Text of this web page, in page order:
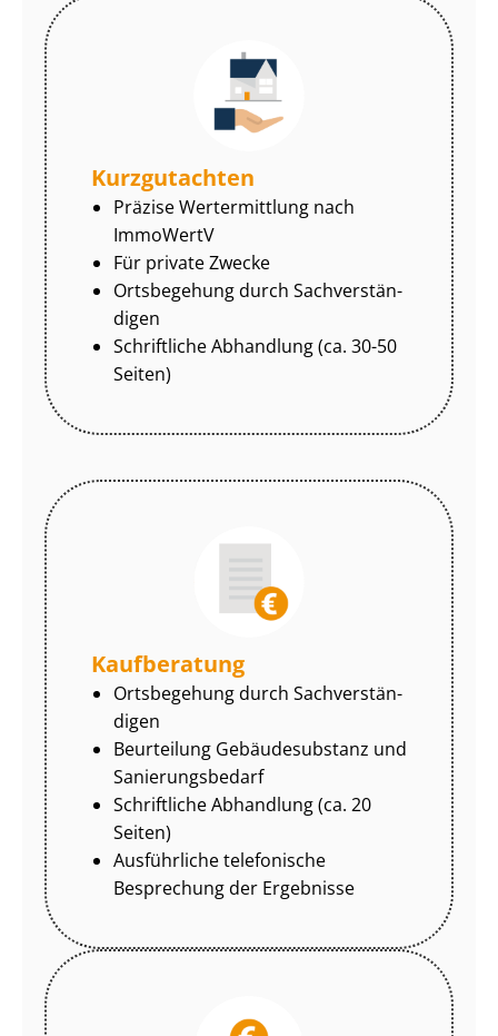
Kurzgutachten
Präzise Wertermittlung nach
ImmoWertV
Für private Zwecke
Ortsbegehung durch Sach­ver­stän­
di­gen
Schriftliche Abhandlung (ca. 30-50
Seiten)
Kaufberatung
Ortsbegehung durch Sach­ver­stän­
di­gen
Beurteilung Gebäudesubstanz und
Sa­nie­rungs­be­darf
Schriftliche Abhandlung (ca. 20
Seiten)
Ausführliche telefonische
Besprechung der Ergebnisse